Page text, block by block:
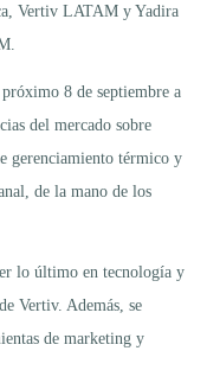
Vertiv LATAM y Yadira
8 de septiembre a
del mercado sobre
gerenciamiento térmico y
de la mano de los
lo último en tecnología y
Vertiv. Además, se
de marketing y